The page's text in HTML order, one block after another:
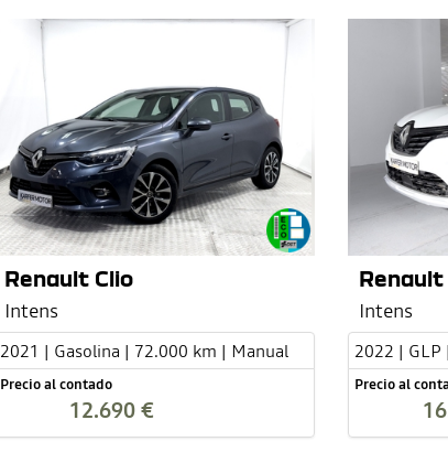
Renault Clio
Intens
2021 | Gasolina | 72.000 km | Manual
Precio al contado
12.690 €
Intens
2022 |
Precio al